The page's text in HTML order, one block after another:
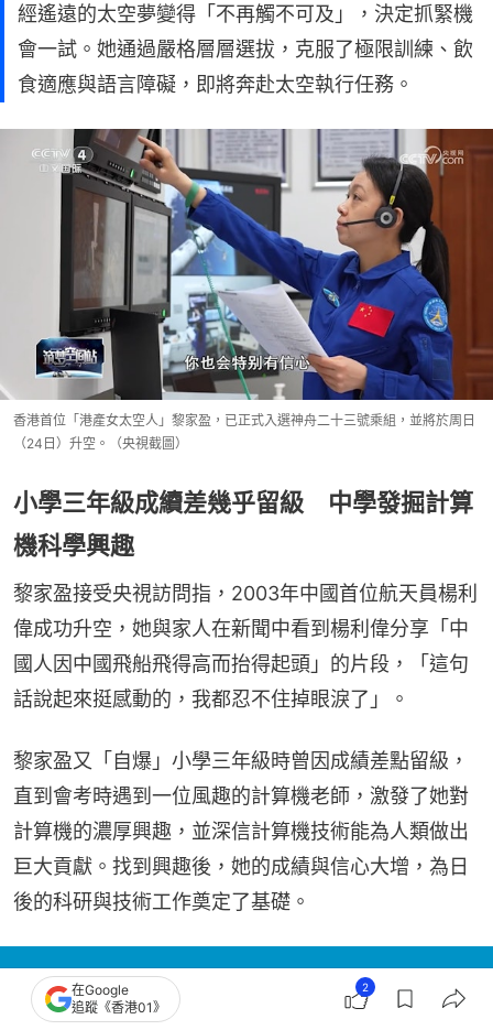
經遙遠的太空夢變得「不再觸不可及」，決定抓緊機
會一試。她通過嚴格層層選拔，克服了極限訓練、飲
食適應與語言障礙，即將奔赴太空執行任務。
香港首位「港產女太空人」黎家盈，已正式入選神舟二十三號乘組，並將於周日
（24日）升空。（央視截圖）
小學三年級成續差幾乎留級 中學發掘計算
機科學興趣
黎家盈接受央視訪問指，2003年中國首位航天員楊利
偉成功升空，她與家人在新聞中看到楊利偉分享「中
國人因中國飛船飛得高而抬得起頭」的片段，「這句
話說起來挺感動的，我都忍不住掉眼淚了」。
黎家盈又「自爆」小學三年級時曾因成績差點留級，
直到會考時遇到一位風趣的計算機老師，激發了她對
計算機的濃厚興趣，並深信計算機技術能為人類做出
巨大貢獻。找到興趣後，她的成績與信心大增，為日
後的科研與技術工作奠定了基礎。
在Google
追蹤《香港01》
2